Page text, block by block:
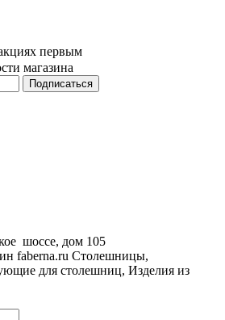
первым
магазина
шоссе, дом 105
faberna.ru Столешницы,
для столешниц, Изделия из